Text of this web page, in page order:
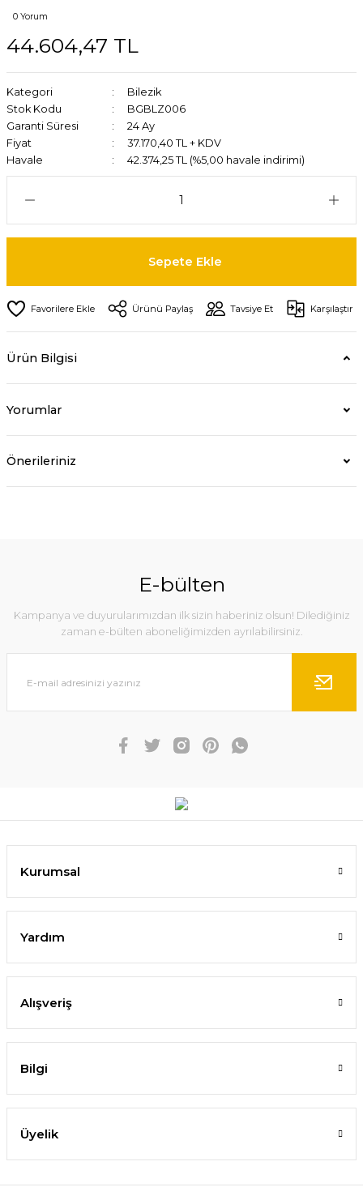
0 Yorum
44.604,47 TL
Kategori
Bilezik
Stok Kodu
BGBLZ006
Garanti Süresi
24 Ay
Fiyat
37.170,40 TL + KDV
Havale
42.374,25 TL (%5,00 havale indirimi)
Sepete Ekle
Ürünü Paylaş Tavsiye Et Karşılaştır
Ürün Bilgisi
Yorumlar
Önerileriniz
E-bülten
Kampanya ve duyurularımızdan ilk sizin haberiniz olsun! Dilediğiniz
zaman e-bülten aboneliğimizden ayrılabilirsiniz.
Kurumsal
Yardım
Alışveriş
Bilgi
Üyelik